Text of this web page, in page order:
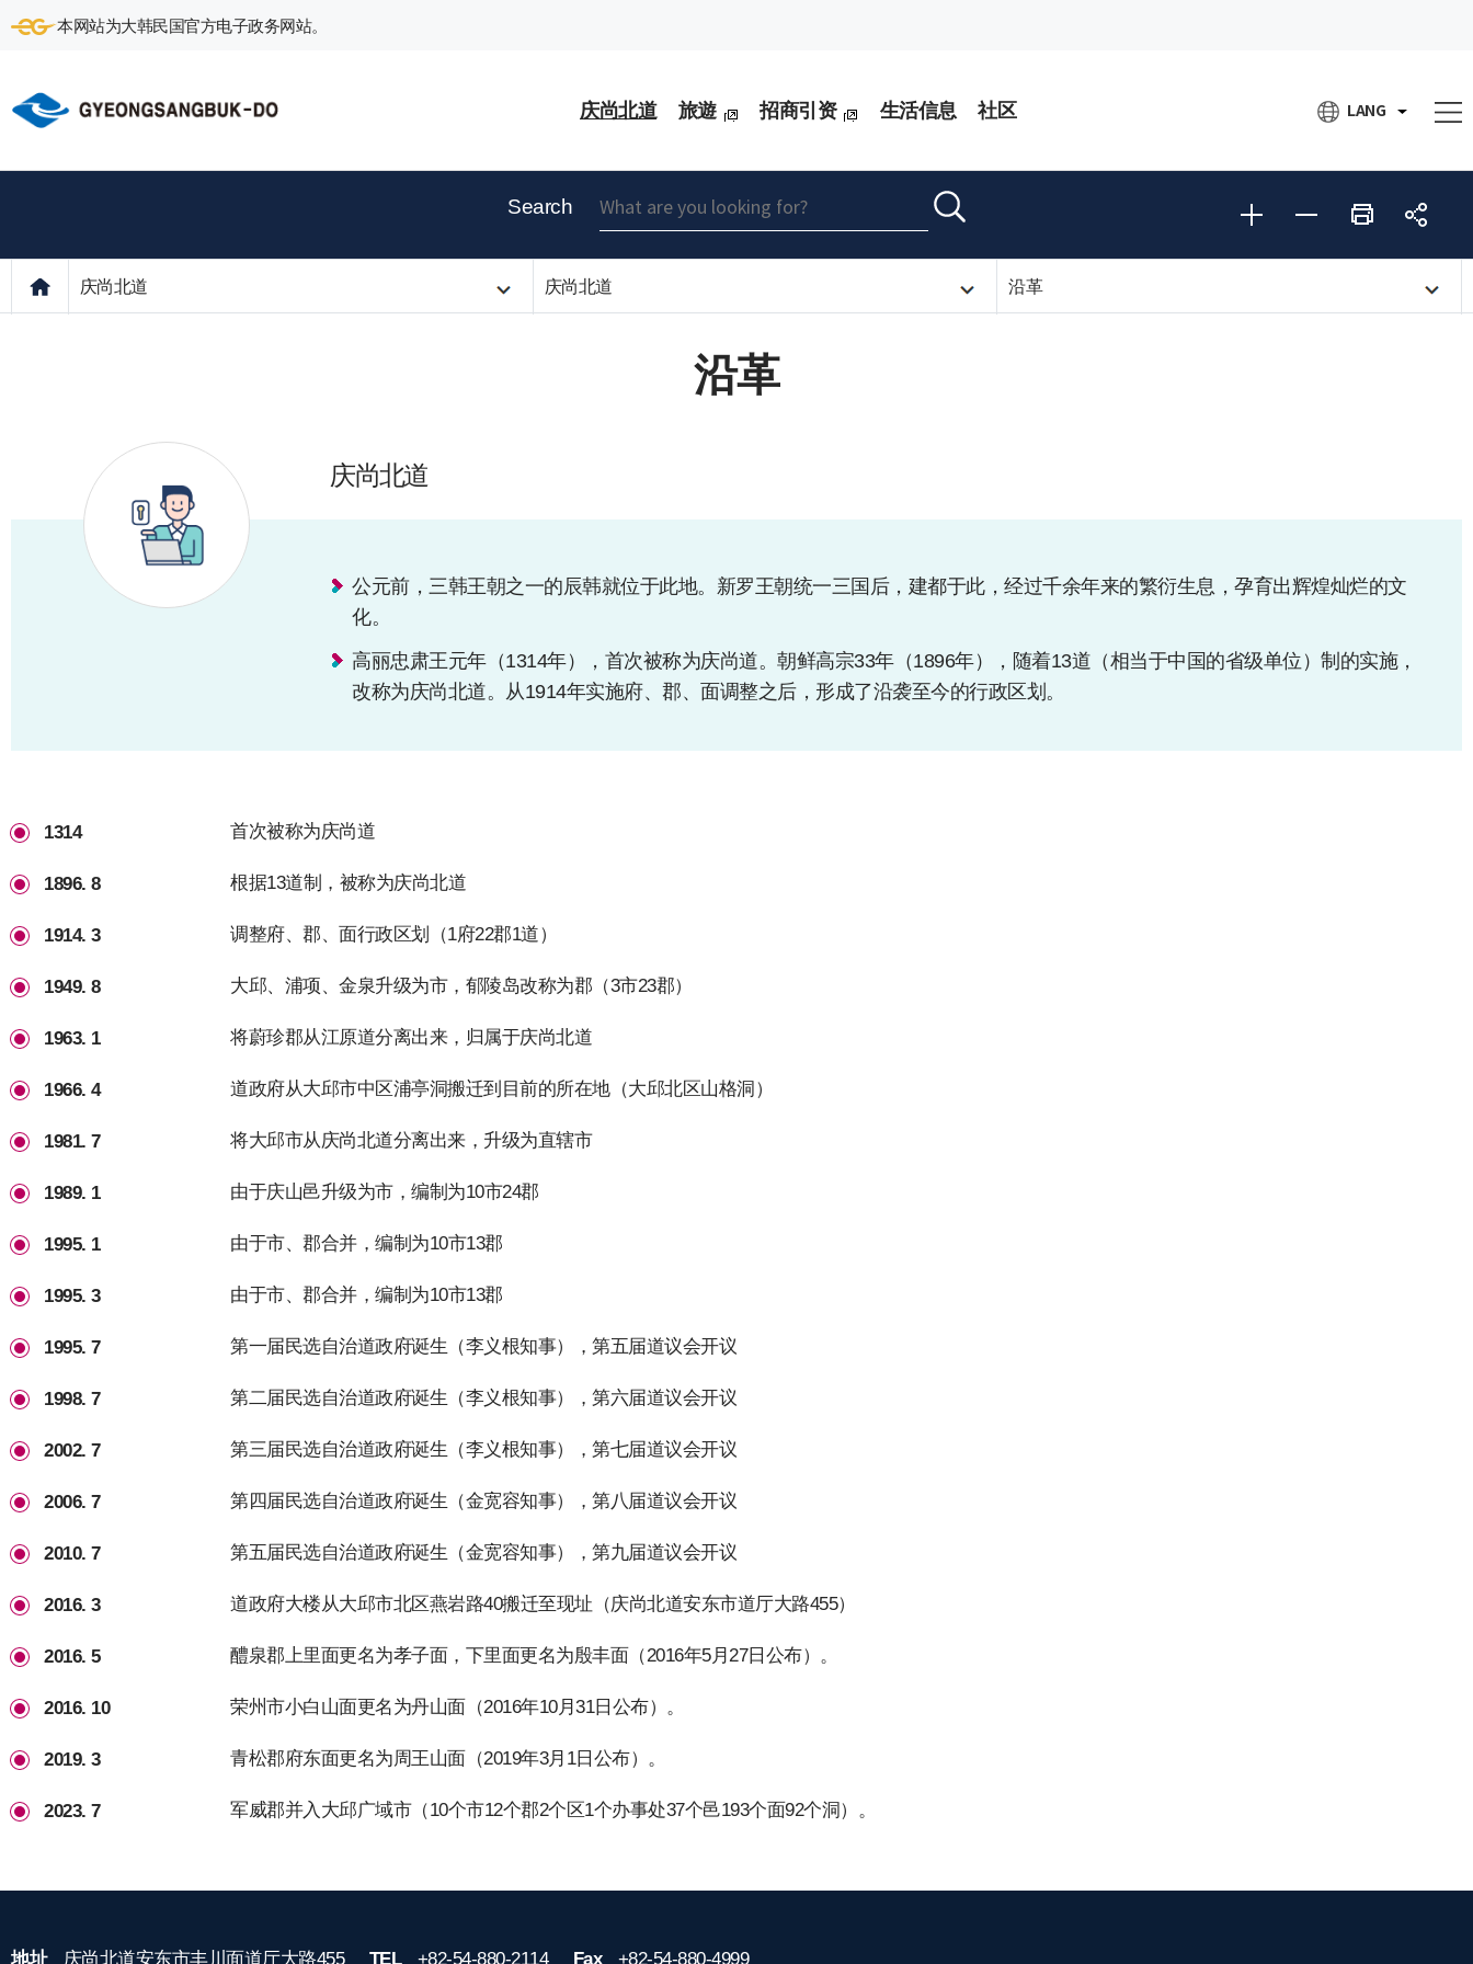
本网站为大韩民国官方电子政务网站。
庆尚北道 旅遊 招商引资 生活信息 社区 LANG
Search
庆尚北道 庆尚北道 沿革
沿革
庆尚北道
公元前，三韩王朝之一的辰韩就位于此地。新罗王朝统一三国后，建都于此，经过千余年来的繁衍生息，孕育出辉煌灿烂的文
化。
高丽忠肃王元年（1314年），首次被称为庆尚道。朝鲜高宗33年（1896年），随着13道（相当于中国的省级单位）制的实施，
改称为庆尚北道。从1914年实施府、郡、面调整之后，形成了沿袭至今的行政区划。
1314 首次被称为庆尚道
1896. 8 根据13道制，被称为庆尚北道
1914. 3 调整府、郡、面行政区划（1府22郡1道）
1949. 8 大邱、浦项、金泉升级为市，郁陵岛改称为郡（3市23郡）
1963. 1 将蔚珍郡从江原道分离出来，归属于庆尚北道
1966. 4 道政府从大邱市中区浦亭洞搬迁到目前的所在地（大邱北区山格洞）
1981. 7 将大邱市从庆尚北道分离出来，升级为直辖市
1989. 1 由于庆山邑升级为市，编制为10市24郡
1995. 1 由于市、郡合并，编制为10市13郡
1995. 3 由于市、郡合并，编制为10市13郡
1995. 7 第一届民选自治道政府诞生（李义根知事），第五届道议会开议
1998. 7 第二届民选自治道政府诞生（李义根知事），第六届道议会开议
2002. 7 第三届民选自治道政府诞生（李义根知事），第七届道议会开议
2006. 7 第四届民选自治道政府诞生（金宽容知事），第八届道议会开议
2010. 7 第五届民选自治道政府诞生（金宽容知事），第九届道议会开议
2016. 3 道政府大楼从大邱市北区燕岩路40搬迁至现址（庆尚北道安东市道厅大路455）
2016. 5 醴泉郡上里面更名为孝子面，下里面更名为殷丰面（2016年5月27日公布）。
2016. 10 荣州市小白山面更名为丹山面（2016年10月31日公布）。
2019. 3 青松郡府东面更名为周王山面（2019年3月1日公布）。
2023. 7 军威郡并入大邱广域市（10个市12个郡2个区1个办事处37个邑193个面92个洞）。
地址 庆尚北道安东市丰川面道厅大路455 TEL +82-54-880-2114 Fax +82-54-880-4999